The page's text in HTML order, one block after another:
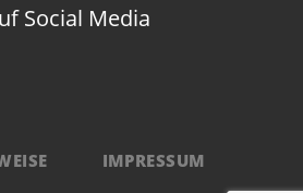
Social Media
IMPRESSUM